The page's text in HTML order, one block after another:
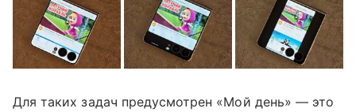
Для таких задач предусмотрен «Мой день» — это